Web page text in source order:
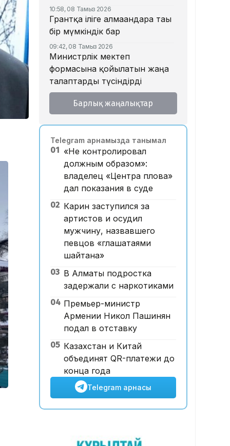
10:58, 08 Тамыз 2026
Грантқа іліге алмағандарға тағы
бір мүмкіндік бар
09:42, 08 Тамыз 2026
Министрлік мектеп
формасына қойылатын жаңа
талаптарды түсіндірді
18:46, 07 Тамыз 2026
Тойда уағыз айтып, басы дауға
17:47, 07 Тамыз 2026
«Ресейден жеткізілген»:
Алматыда жалған көлік
нөмірлерін сатқан тұрғын
ұсталды
17:29, 07 Тамыз 2026
ЕҮАК отырысында
электрондық сауда туралы
келісімге қол қойылды
16:49, 07 Тамыз 2026
Алматыдағы «Байсат» базары
аукционда 24,7 млрд теңгеге
сатылды
Барлық жаңалықтар
Telegram арнамызда танымал
01 «Не контролировал
должным образом»:
владелец «Центра плова»
дал показания в суде
02 Карин заступился за
артистов и осудил
мужчину, назвавшего
певцов «глашатаями
шайтана»
03 В Алматы подростка
задержали с наркотиками
04 Премьер-министр
Армении Никол Пашинян
подал в отставку
05 Казахстан и Китай
объединят QR-платежи до
конца года
Telegram арнасы